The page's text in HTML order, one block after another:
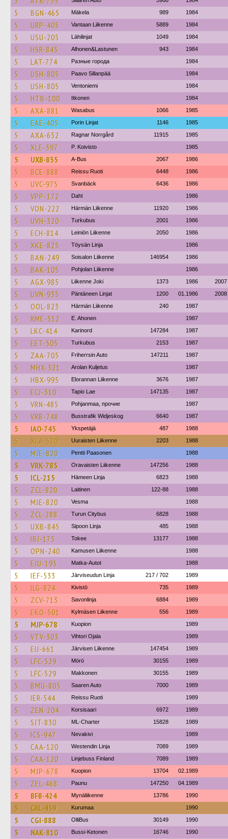
5 BGN-465 Mäkela 989 1984
5 URP-405 Vantaan Liikenne 5889 1984
5 USU-205 Lähilinjat 1049 1984
5 HSR-845 Alhonen&Lastunen 943 1984
5 LAT-774 Разные города 1984
5 USH-805 Paavo Sillanpää 1984
5 USH-805 Ventoniemi 1984
5 HTB-100 Itkonen 1984
5 AXA-881 Wasabus 1066 1985
5 EAE-405 Porin Linjat 1146 1985
5 AXA-652 Ragnar Norrgård 11915 1985
5 XLE-397 P. Koivisto 1985
5 UXB-855 A-Bus 2067 1986
5 BCE-888 Reissu Ruoti 6448 1986
5 UVC-975 Svanbäck 6436 1986
5 VPP-172 Dahl 1986
5 VON-222 Härmän Liikenne 11920 1986
5 UVH-320 Turkubus 2001 1986
5 ECH-814 Leiniön Liikenne 2050 1986
5 XKE-825 Töysän Linja 1986
5 BAN-249 Soisalon Liikenne 146954 1986
5 BAK-105 Pohjolan Liikenne 1986
5 AGX-985 Liikenne Joki 1373 1986 2007
5 UVN-935 Päntäneen Linjat 1200 01.1986 2008
5 OOL-823 Härmän Liikenne 240 1987
5 RME-512 E. Ahonen 1987
5 LKC-414 Karinord 147284 1987
5 EET-505 Turkubus 2153 1987
5 ZAA-705 Friherrsin Auto 147211 1987
5 MHX-321 Arolan Kuljetus 1987
5 HBX-995 Elorannan Liikenne 3676 1987
5 ECJ-310 Tapio Lae 147135 1987
5 VRN-485 Pohjanmaa, прочие 1987
5 VRB-748 Busstrafik Widjeskog 6640 1987
5 IAO-745 Ykspetäjä 487 1988
5 XLA-570 Uuraisten Liikenne 2203 1988
5 MJE-820 Pentti Paasonen 1988
5 VRK-785 Oravaisten Liikenne 147256 1988
5 ICL-215 Hämeen Linja 6823 1988
5 ZCL-820 Laitinen 122-88 1988
5 MJE-820 Vesma 1988
5 ZCL-288 Turun Citybus 6828 1988
5 UXB-845 Sipoon Linja 485 1988
5 IBJ-175 Tokee 13177 1988
5 OPN-240 Kamusen Liikenne 1988
5 EJU-195 Matka-Autot 1988
5 IEF-533 Järviseudun Linja 217 / 702 1989
5 ILG-824 Kivistö 735 1989
5 ZCV-713 Savonlinja 6884 1989
5 EKO-501 Kylmäsen Liikenne 556 1989
5 MJP-678 Kuopion 1989
5 VTV-303 Vihtori Ojala 1989
5 EIJ-661 Järvisen Liikenne 147454 1989
5 LFC-529 Mörö 30155 1989
5 LFC-529 Makkonen 30155 1989
5 BMU-805 Saaren Auto 7000 1989
5 IER-544 Reissu Ruoti 1989
5 ZEN-204 Korsisaari 6972 1989
5 SJT-830 ML-Charter 15828 1989
5 ICS-947 Nevakivi 1989
5 CAA-120 Westendin Linja 7089 1989
5 CAA-120 Linjebuss Finland 7089 1989
5 MJP-678 Kuopion 13704 02.1989
5 ZEL-468 Paunu 147250 04.1989
5 BFB-424 Mynäliikenne 13786 1990
5 CAL-439 Kurumaa 1990
5 CGI-888 OlliBus 30149 1990
5 NAK-810 Bussi-Ketonen 16746 1990